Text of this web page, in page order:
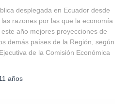
desplegada en Ecuador desde
razones por las que la economía
año mejores proyecciones de
demás países de la Región, según
de la Comisión Económica
años